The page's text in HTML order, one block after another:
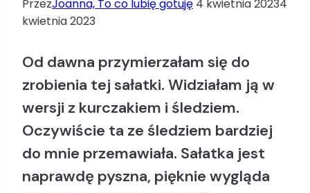
PrzezJoanna, To co lubię gotuję 4 kwietnia 20234
kwietnia 2023
Od dawna przymierzałam się do
zrobienia tej sałatki. Widziałam ją w
wersji z kurczakiem i śledziem.
Oczywiście ta ze śledziem bardziej
do mnie przemawiała. Sałatka jest
naprawdę pyszna, pięknie wygląda